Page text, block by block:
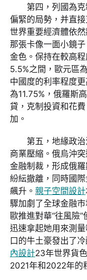
第四，列國為
偏緊的局勢，并直
世界重要經濟體依
那張卡像一面小鏡
金色。保持在較高
5.5%之間，歐元區
中國度的利率程度
為11.75%，俄羅斯
貸，克制投資和花
加。
第五，地緣政
商業壓縮。俄烏沖
金融制裁，形成俄
紛紜撤離，同時國
飆升。 親子空間設計
驟加劇了全球金融
歐推進對華“往風險
迅速拿起她用來測
口的牛土豪發出了
內設計23年世界貨
2021年和2022年的